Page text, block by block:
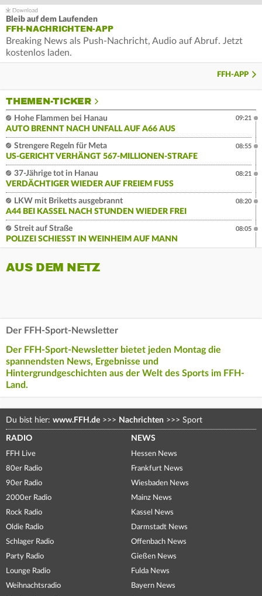
Bleib auf dem Laufenden
FFH-NACHRICHTEN-APP
Breaking News als Push-Nachricht, Audio auf Abruf. Jetzt
kostenlos laden.
FFH-APP
THEMEN-TICKER
Hohe Flammen bei Hanau
AUTO BRENNT NACH UNFALL AUF A66 AUS
09:21
Strengere Regeln für Meta
US-GERICHT VERHÄNGT 567-MILLIONEN-STRAFE
08:55
37-Jährige tot in Hanau
VERDÄCHTIGER WIEDER AUF FREIEM FUSS
08:21
LKW mit Briketts ausgebrannt
A44 BEI KASSEL NACH STUNDEN WIEDER FREI
08:20
Streit auf Straße
POLIZEI SCHIESST IN WEINHEIM AUF MANN
08:05
AUS DEM NETZ
Der FFH-Sport-Newsletter
Der FFH-Sport-Newsletter bietet jeden Montag die
spannendsten News, Ergebnisse und
Hintergrundgeschichten aus der Welt des Sports im FFH-
Land.
Du bist hier: www.FFH.de >>> Nachrichten >>> Sport
RADIO
FFH Live
80er Radio
90er Radio
2000er Radio
Rock Radio
Oldie Radio
Schlager Radio
Party Radio
Lounge Radio
Weihnachtsradio
NEWS
Hessen News
Frankfurt News
Wiesbaden News
Mainz News
Kassel News
Darmstadt News
Offenbach News
Gießen News
Fulda News
Bayern News